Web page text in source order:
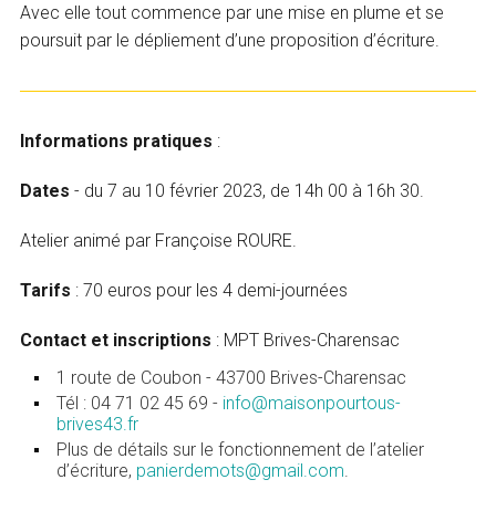
Avec elle tout commence par une mise en plume et se
poursuit par le dépliement d’une proposition d’écriture.
Informations pratiques :
Dates- du 7 au 10 février 2023, de 14h 00 à 16h 30.
Atelier animé par Françoise ROURE.
Tarifs : 70 euros pour les 4 demi-journées
Contact et inscriptions : MPT Brives-Charensac
1 route de Coubon - 43700 Brives-Charensac
Tél : 04 71 02 45 69 - info@maisonpourtous-
brives43.fr
Plus de détails sur le fonctionnement de l’atelier
d’écriture, panierdemots@gmail.com.